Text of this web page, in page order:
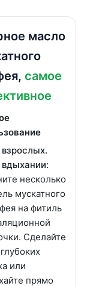
масло
самое
несколько
мускатного
на фитиль
Сделайте
или
прямо